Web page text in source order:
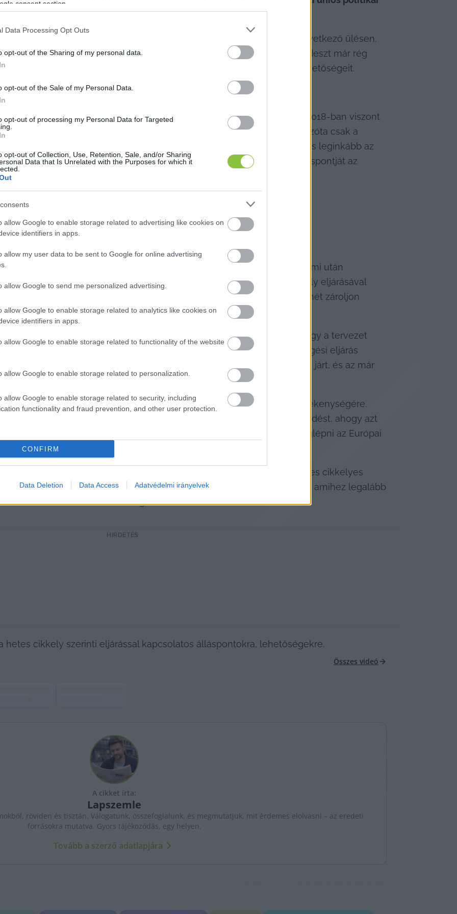
consent section.
Data Processing Opt Outs
opt-out of the Sharing of my personal data.
opt-out of the Sale of my Personal Data.
opt-out of processing my Personal Data for Targeted
opt-out of Collection, Use, Retention, Sale, and/or Sharing
Data that Is Unrelated with the Purposes for which it
allow Google to enable storage related to advertising like cookies on
identifiers in apps.
allow my user data to be sent to Google for online advertising
allow Google to send me personalized advertising.
allow Google to enable storage related to analytics like cookies on
identifiers in apps.
allow Google to enable storage related to functionality of the website
allow Google to enable storage related to personalization.
allow Google to enable storage related to security, including
functionality and fraud prevention, and other user protection.
CONFIRM
Data Deletion Data Access Adatvédelmi irányelvek
rendezett EP-vitán is téma volt. A plenáris vita után ugyan a következő ülésen,
állásfoglalást, de a jobbközép Európai Néppártból kisodródott Fideszt már rég
véleménye, a testület pedig mostanra nagyjából kimerítette a jogi lehetőségeit.
Viktor is részt vett, felszólalt ezeken az európai parlamenti vitákon, 2018-ban viszont
(amely megvonná Magyarország szavazati jogát az EU-ban), és azóta csak a
fel a strasbourgi plenáris ülésen. A múlt szerdai vita jelentőségét is leginkább az
és az Európai Bizottságnak is először kellett megfogalmaznia az álláspontját az
jelentéstevője egy küldöttség élén
, ami után
a tapasztalataikról a tagállamok állandó képviselőinek a hetes cikkely eljárásával
levelet írtak képviselők az Európai Bizottságnak, hogy a testület ismét zároljon
től – az igazságügyi reformok elfogadása után – 2023 végéig tette.
jogállamisági ügyekért felelős biztosa, Michael McGrath
közölte, hogy a tervezet
arra utal, hogy az uniós jog megsértésekor szokásos kötelezettségszegési eljárás
már a Szuverenitásvédelmi Hivatalt létrehozó jogszabály is így járt, és az már
figyelik az új tervezet hatását a finanszírozásra és a hivatal tevékenységére.
hogy a másik, már bíróságon járó eljárásban kérjenek azonnali intézkedést, ahogy azt
szervezet is felvetette, bár egy hasonló esetben ezt nem merte meglépni az Európai
is részt fog venni, de az EP-ben nem beszélt arról, hogy a hetes cikkelyes
szerint a kormányok csupán egy állásfoglalással készülnek, amihez legalább
is csatlakozott a 26 másik tagállamból.
HIRDETÉS
hetes cikkely szerinti eljárással kapcsolatos álláspontokra, lehetőségekre.
Összes videó
A cikket írta:
Lapszemle
röviden és tisztán. Válogatunk, összefoglalunk, és megmutatjuk, mit érdemes elolvasni – az eredeti
forrásokra mutatva. Gyors tájékozódás, egy helyen.
Tovább a szerző adatlapjára